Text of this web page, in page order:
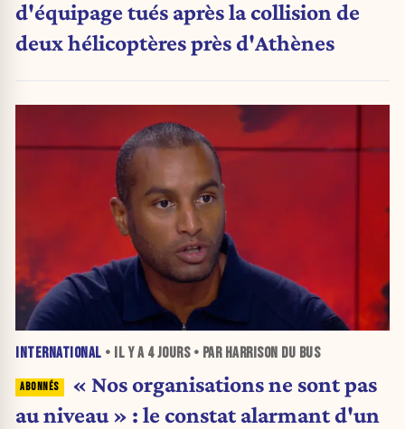
d'équipage tués après la collision de
deux hélicoptères près d'Athènes
INTERNATIONAL • IL Y A 4 JOURS• PAR HARRISON DU BUS
« Nos organisations ne sont pas
au niveau » : le constat alarmant d'un